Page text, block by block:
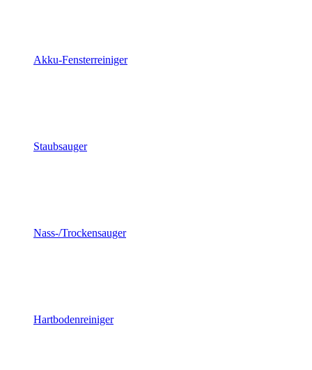
Akku-Fensterreiniger
Staubsauger
Nass-/Trockensauger
Hartbodenreiniger